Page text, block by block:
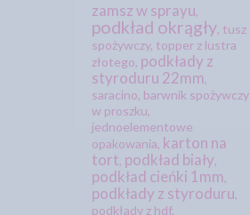
zamsz w sprayu,
podkład okrągły, tusz
spożywczy, topper z lustra
złotego, podkłady z
styroduru 22mm,
saracino, barwnik spożywczy
w proszku,
jednoelementowe
opakowania, karton na
tort, podkład biały,
podkład cieńki 1mm,
podkłady z styroduru,
podkłady z hdf,